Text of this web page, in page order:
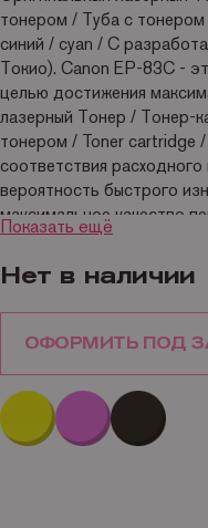
тонером / Туба с
синий / cyan / C
Токио). Canon EP-83C -
целью достижения
лазерный Тонер / Тонер-
тонером / Toner cartridge
соответствия
вероятность быстрого
максимальное качество
Сертифицированный
картридж / Тонер-туба /
/ Toner Canon EP-83C
2040 Canon LBP 2050
Canon C LBP-460PS.
Ресурс Кэнон EP-83C: 6
EP-83C: Не заполнено.
Купить оригинальный
Показать ещё
Нет в наличии
ОФОРМИТЬ ПОД